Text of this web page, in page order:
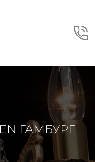
ГАМБУРГ